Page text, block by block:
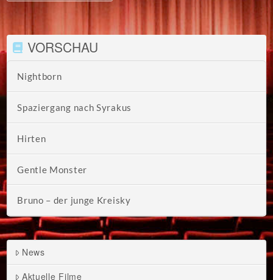
VORSCHAU
Nightborn
Spaziergang nach Syrakus
Hirten
Gentle Monster
Bruno – der junge Kreisky
News
Aktuelle Filme